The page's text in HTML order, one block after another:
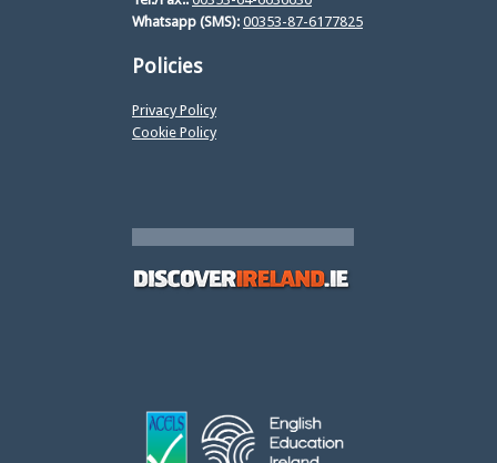
Whatsapp (SMS): 00353-87-6177825
Policies
Privacy Policy
Cookie Policy